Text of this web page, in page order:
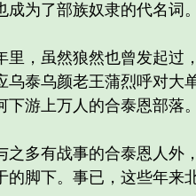
成为了部族奴隶的代名词。
虽然狼然也曾发起过，
乌泰乌颜老王蒲烈呼对大
下游上万人的合泰恩部落。
有战事的合泰恩人外，
的脚下。事已，这些年来